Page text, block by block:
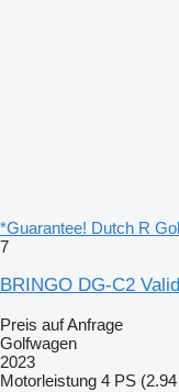
*Guarantee! Dutch R
7
BRINGO DG-C2
Preis auf Anfrage
Golfwagen
2023
Motorleistung 4 PS